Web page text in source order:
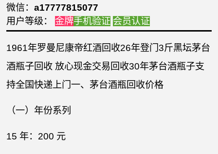
微信： a17777815077
用户等级： 金牌手机验证 会员认证
1961年罗曼尼康帝红酒回收26年登门3斤黑坛茅台
酒瓶子回收 放心现金交易回收30年茅台酒瓶子支
持全国快递上门一、茅台酒瓶回收价格​
（一）年份系列​
15 年：200 元​